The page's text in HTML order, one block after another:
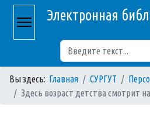
Электронная
Вы здесь: Главная СУРГУТ
Здесь возраст детства смотрит